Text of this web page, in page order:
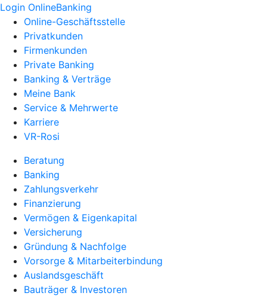
Login OnlineBanking
Online-Geschäftsstelle
Privatkunden
Firmenkunden
Private Banking
Banking & Verträge
Meine Bank
Service & Mehrwerte
Karriere
VR-Rosi
Beratung
Banking
Zahlungsverkehr
Finanzierung
Vermögen & Eigenkapital
Versicherung
Gründung & Nachfolge
Vorsorge & Mitarbeiterbindung
Auslandsgeschäft
Bauträger & Investoren